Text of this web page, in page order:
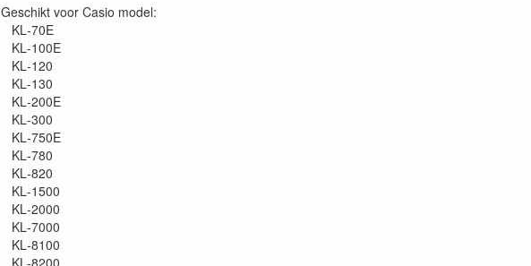
Geschikt voor Casio model:
KL‑70E
KL‑100E
KL‑120
KL‑130
KL‑200E
KL‑300
KL‑750E
KL‑780
KL‑820
KL‑1500
KL‑2000
KL‑7000
KL‑8100